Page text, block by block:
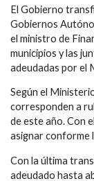
El Gobierno
Gobiernos
el ministro de
municipios y las
adeudadas por el
Según el
corresponden a
de este año. Con
asignar conforme
Con la última
adeudado hasta